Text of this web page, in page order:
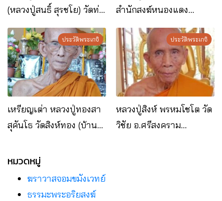
(หลวงปู่สนธิ์ สุรชโย) วัดท่า
ดอกแก้วเหนือ อ.ท่าอุเทน
จ.นครพนม
สำนักสงฆ์หนองแดง
อ.ปลาปาก จ.นครพนม
ประวัติพระเกจิ
เหรียญเต่า หลวงปู่ทองสา
สุคันโธ วัดสิงห์ทอง (บ้าน
จ.นครพนม
ประวัติพระเกจิ
หลวงปู่สิงห์ พรหมโชโต วัด
วิชัย อ.ศรีสงคราม
หมวดหมู่
ฆราวาสจอมขมังเวทย์
ธรรมะพระอริยสงฆ์